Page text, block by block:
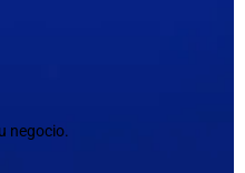
negocio.